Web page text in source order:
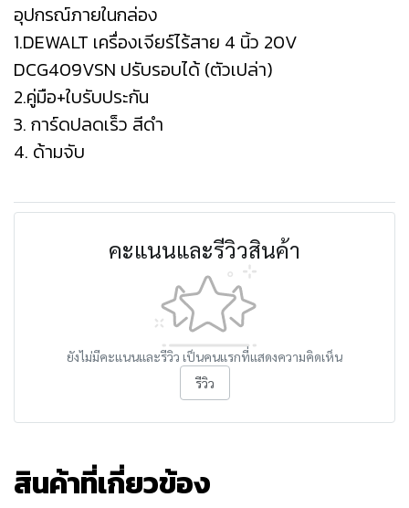
อุปกรณ์ภายในกล่อง
1.DEWALT เครื่องเจียร์ไร้สาย 4 นิ้ว 20V
DCG409VSN ปรับรอบได้ (ตัวเปล่า)
2.คู่มือ+ใบรับประกัน
3. การ์ดปลดเร็ว สีดำ
4. ด้ามจับ
คะแนนและรีวิวสินค้า
ยังไม่มีคะแนนและรีวิว เป็นคนแรกที่แสดงความคิดเห็น
รีวิว
สินค้าที่เกี่ยวข้อง